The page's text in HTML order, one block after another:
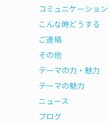
コミュニケーション
こんな時どうする
ご連絡
その他
テーマの力・魅力
テーマの魅力
ニュース
ブログ